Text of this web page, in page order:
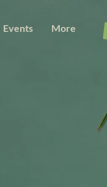
Events More